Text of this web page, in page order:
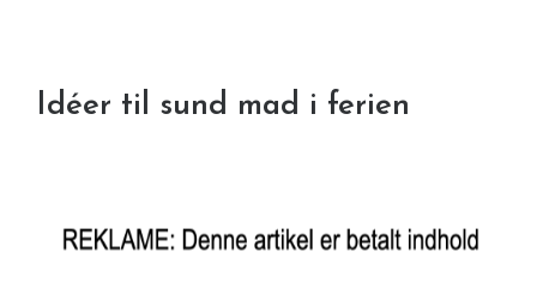
Idéer til sund mad i ferien